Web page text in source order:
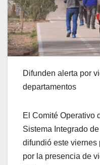
Difunden alerta por
departamentos
El Comité Operativo
Sistema Integrado
difundió este viernes
por la presencia de